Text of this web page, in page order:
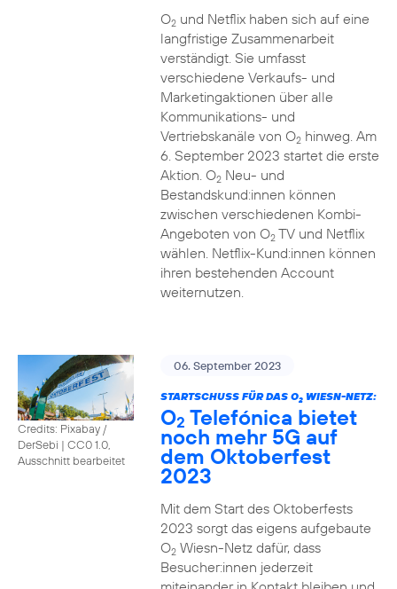
O2und Netflix haben sich auf eine
langfristige Zusammenarbeit
verständigt. Sie umfasst
verschiedene Verkaufs- und
Marketingaktionen über alle
Kommunikations- und
Vertriebskanäle von O2hinweg. Am
6. September 2023 startet die erste
Aktion. O2Neu- und
Bestandskund:innen können
zwischen verschiedenen Kombi-
Angeboten von O2TV und Netflix
wählen. Netflix-Kund:innen können
ihren bestehenden Account
weiternutzen.
Credits: Pixabay /
DerSebi | CC0 1.0,
Ausschnitt bearbeitet
06. September 2023
STARTSCHUSS FÜR DAS O2WIESN-NETZ:
O2 Telefónica bietet
noch mehr 5G auf
dem Oktoberfest
2023
Mit dem Start des Oktoberfests
2023 sorgt das eigens aufgebaute
O2Wiesn-Netz dafür, dass
Besucher:innen jederzeit